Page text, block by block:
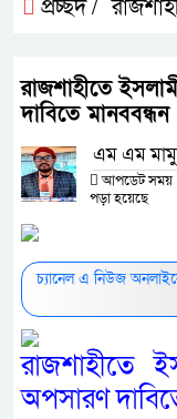
প্রচ্ছদ /
রাজশাহীতে
দাবিতে মানববন্ধন
এম এম
আপডেট সময়
পড়া হয়েছে
চ্যানেল এ নিউজ
রাজশাহীতে
অপসারণ